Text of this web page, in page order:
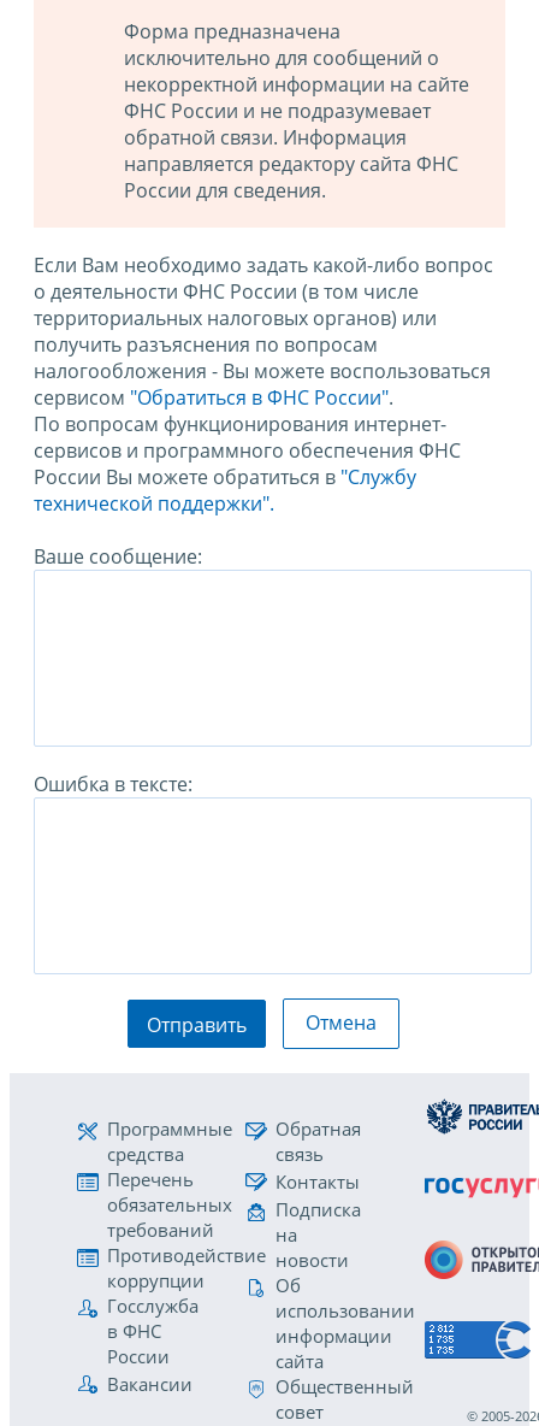
Форма предназначена
исключительно для сообщений о
некорректной информации на сайте
ФНС России и не подразумевает
обратной связи. Информация
направляется редактору сайта ФНС
России для сведения.
Если Вам необходимо задать какой-либо вопрос
о деятельности ФНС России (в том числе
территориальных налоговых органов) или
получить разъяснения по вопросам
налогообложения - Вы можете воспользоваться
сервисом "Обратиться в ФНС России".
По вопросам функционирования интернет-
сервисов и программного обеспечения ФНС
России Вы можете обратиться в "Службу
технической поддержки".
Ваше сообщение:
Ошибка в тексте:
Отправить Отмена
Программные
средства
Перечень
обязательных
требований
Противодействие
коррупции
Госслужба
в ФНС
России
Вакансии
Обратная
связь
Контакты
Подписка
на
новости
Об
использовании
информации
сайта
Общественный
совет
© 2005-